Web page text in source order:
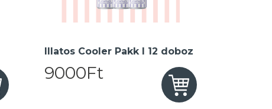
Illatos Cooler Pakk I 12 doboz
9000Ft